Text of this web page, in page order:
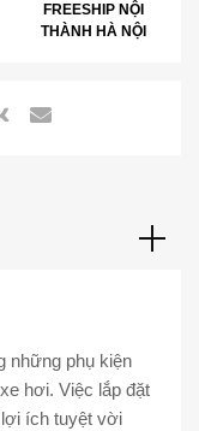
FREESHIP NỘI
THÀNH HÀ NỘI
những phụ kiện
hơi. Việc lắp đặt
lợi ích tuyệt vời